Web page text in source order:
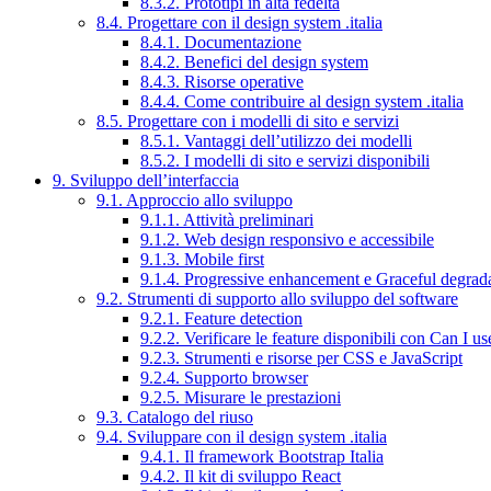
8.4. Progettare con il design system .italia
8.4.1. Documentazione
8.4.2. Benefici del design system
8.4.3. Risorse operative
8.4.4. Come contribuire al design system .italia
8.5. Progettare con i modelli di sito e servizi
8.5.1. Vantaggi dell’utilizzo dei modelli
8.5.2. I modelli di sito e servizi disponibili
9. Sviluppo dell’interfaccia
9.1. Approccio allo sviluppo
9.1.1. Attività preliminari
9.1.2. Web design responsivo e accessibile
9.1.3. Mobile first
9.1.4. Progressive enhancement e Graceful
9.2. Strumenti di supporto allo sviluppo del software
9.2.1. Feature detection
9.2.2. Verificare le feature disponibili con Can I
9.2.3. Strumenti e risorse per CSS e JavaScript
9.2.4. Supporto browser
9.2.5. Misurare le prestazioni
9.3. Catalogo del riuso
9.4. Sviluppare con il design system .italia
9.4.1. Il framework Bootstrap Italia
9.4.2. Il kit di sviluppo React